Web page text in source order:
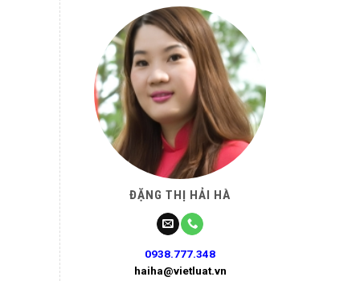
ĐẶNG THỊ HẢI HÀ
0938.777.348
haiha@vietluat.vn